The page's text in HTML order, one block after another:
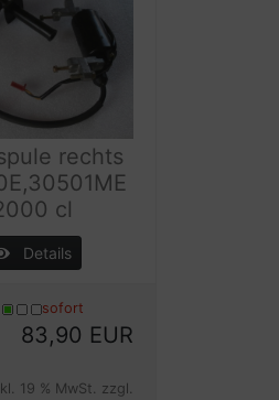
rechts
cl
Details
sofort
83,90 EUR
19 % MwSt. zzgl.